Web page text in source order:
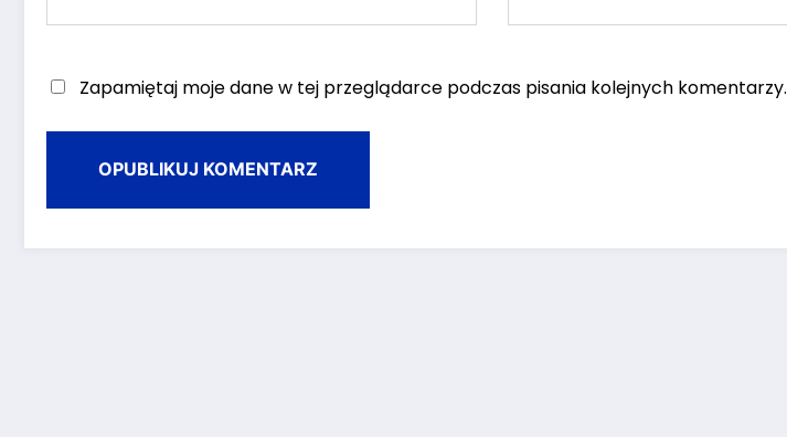
Zapamiętaj moje dane w tej przeglądarce podczas pisania kolejnych komentarzy.